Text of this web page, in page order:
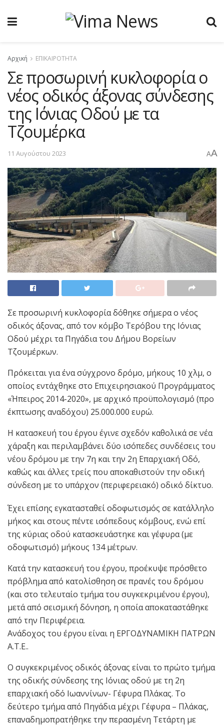
Αρχική ΕΠΙΚΑΙΡΟΤΗΤΑ
Σε προσωρινή κυκλοφορία ο
νέος οδικός άξονας σύνδεσης
της Ιόνιας Οδού με τα
Τζουμέρκα
11 Αυγούστου 2023 AA
Σε προσωρινή κυκλοφορία δόθηκε σήμερα ο νέος
οδικός άξονας, από τον κόμβο Τερόβου της Ιόνιας
Οδού μέχρι τα Πηγάδια του Δήμου Βορείων
Τζουμέρκων.
Πρόκειται για ένα σύγχρονο δρόμο, μήκους 10 χλμ, ο
οποίος εντάχθηκε στο Επιχειρησιακού Προγράμματος
«Ήπειρος 2014-2020», με αρχικό προϋπολογισμό (προ
έκπτωσης αναδόχου) 25.000.000 ευρώ.
Η κατασκευή του έργου έγινε σχεδόν καθολικά σε νέα
χάραξη και περιλαμβάνει δύο ισόπεδες συνδέσεις του
νέου δρόμου με την 7η και την 2η Επαρχιακή Οδό,
καθώς και άλλες τρείς που αποκαθιστούν την οδική
σύνδεση με το υπάρχον (περιφερειακό) οδικό δίκτυο.
Έχει επίσης εγκατασταθεί οδοφωτισμός σε κατάλληλο
μήκος και στους πέντε ισόπεδους κόμβους, ενώ επί
της κύριας οδού κατασκευάστηκε και γέφυρα (με
οδοφωτισμό) μήκους 134 μέτρων.
Κατά την κατασκευή του έργου, προέκυψε πρόσθετο
πρόβλημα από κατολίσθηση σε πρανές του δρόμου
(και στο τελευταίο τμήμα του συγκεκριμένου έργου),
μετά από σεισμική δόνηση, η οποία αποκαταστάθηκε
από την Περιφέρεια.
Ανάδοχος του έργου είναι η ΕΡΓΟΔΥΝΑΜΙΚΗ ΠΑΤΡΩΝ
Α.Τ.Ε..
Ο συγκεκριμένος οδικός άξονας είναι το πρώτο τμήμα
της οδικής σύνδεσης της Ιόνιας οδού με τη 2η
επαρχιακή οδό Ιωαννίνων- Γέφυρα Πλάκας. Το
δεύτερο τμήμα από Πηγάδια μέχρι Γέφυρα – Πλάκας,
επαναδημοπρατήθηκε την περασμένη Τετάρτη με